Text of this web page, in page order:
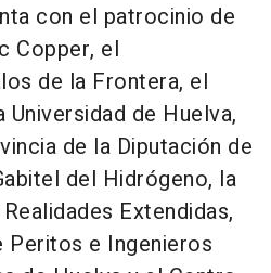
con el patrocinio de
Copper, el
de la Frontera, el
de Huelva,
de la Diputación de
del Hidrógeno, la
Extendidas,
e Ingenieros